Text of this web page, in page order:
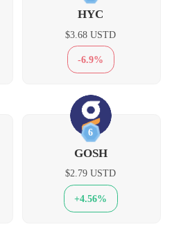
HYC
$3.68 USTD
-6.9%
6
GOSH
$2.79 USTD
+4.56%